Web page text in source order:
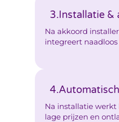
3.Installatie &
Na akkoord
integreert
4.
Na installatie
lage prijzen en